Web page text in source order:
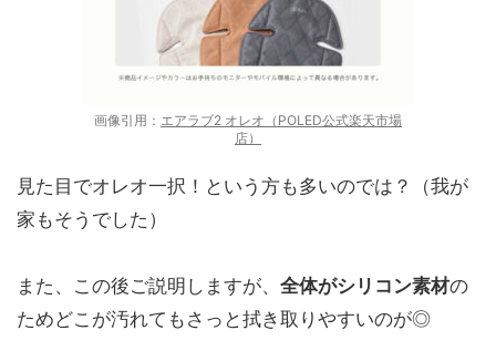
画像引用： エアラブ2 オレオ（POLED公式楽天市場
店）
見た目でオレオ一択！という方も多いのでは？（我が
家もそうでした）
また、この後ご説明しますが、 全体がシリコン素材の
ためどこが汚れてもさっと拭き取りやすいのが◎